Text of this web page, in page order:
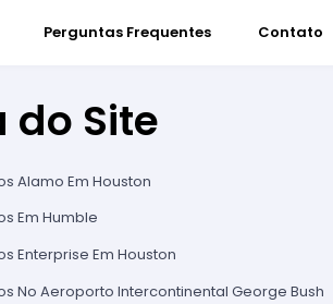
Perguntas Frequentes Contato
do Site
Alamo Em Houston
Em Humble
Enterprise Em Houston
No Aeroporto Intercontinental George Bush